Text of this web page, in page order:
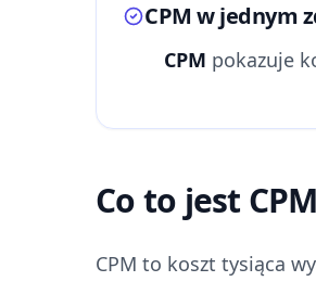
CPM w jednym
CPM pokazuje
Co to jest CPM
CPM to koszt tysiąca